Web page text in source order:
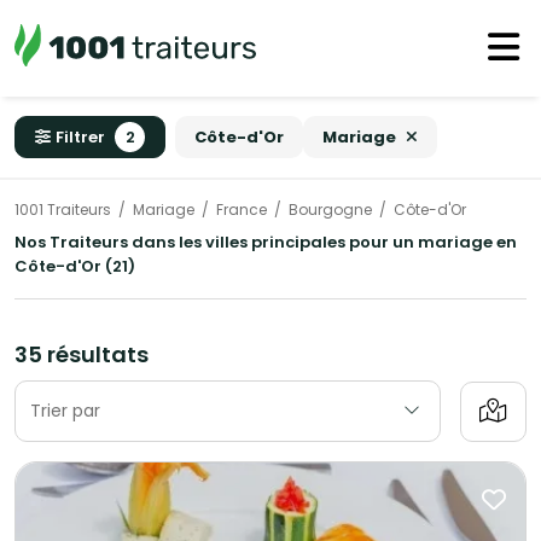
Filtrer 2 Côte-d'Or Mariage
1001 Traiteurs Mariage France Bourgogne Côte-d'Or
Nos Traiteurs dans les villes principales pour un mariage en
Côte-d'Or (21)
35 résultats
Trier par